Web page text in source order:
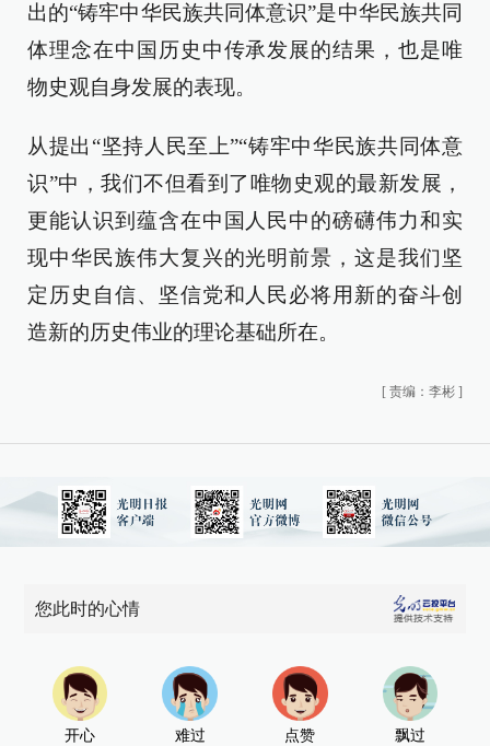
出的“铸牢中华民族共同体意识”是中华民族共同
体理念在中国历史中传承发展的结果，也是唯
物史观自身发展的表现。
从提出“坚持人民至上”“铸牢中华民族共同体意
识”中，我们不但看到了唯物史观的最新发展，
更能认识到蕴含在中国人民中的磅礴伟力和实
现中华民族伟大复兴的光明前景，这是我们坚
定历史自信、坚信党和人民必将用新的奋斗创
造新的历史伟业的理论基础所在。
[ 责编：李彬 ]
您此时的心情
开心 难过 点赞 飘过